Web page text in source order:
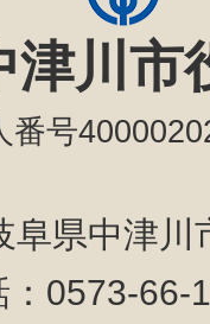
津川市
番号
阜県中津
：0573-